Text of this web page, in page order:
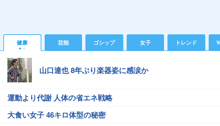
健康 芸能 ゴシップ 女子 トレンド
山口達也 8年ぶり楽器姿に感涙か
運動より代謝 人体の省エネ戦略
大食い女子 46キロ体型の秘密